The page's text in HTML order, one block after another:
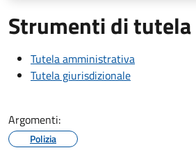
Strumenti di tutela
Tutela amministrativa
Tutela giurisdizionale
Argomenti:
Polizia